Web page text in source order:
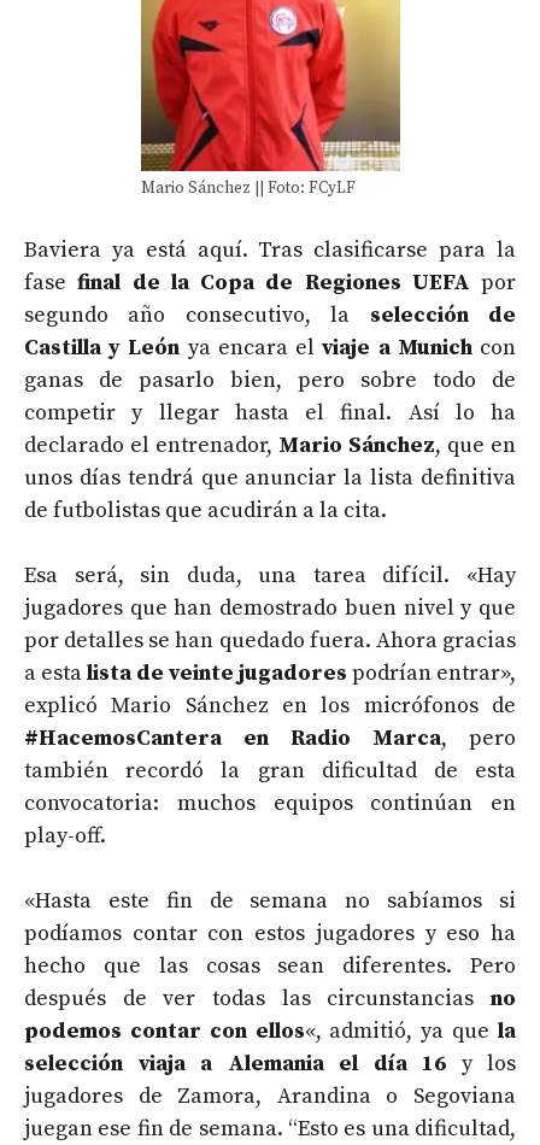
Mario Sánchez || Foto: FCyLF
Baviera ya está aquí. Tras clasificarse para la
fasefinal de la Copa de Regiones UEFA por
segundo año consecutivo, la selección de
Castilla y León ya encara elviaje a Munichcon
ganas de pasarlo bien, pero sobre todo de
competir y llegar hasta el final. Así lo ha
declarado el entrenador, Mario Sánchez, que en
unos días tendrá que anunciar la lista definitiva
de futbolistas que acudirán a la cita.
Esa será, sin duda, una tarea difícil. «Hay
jugadores que han demostrado buen nivel y que
por detalles se han quedado fuera. Ahora gracias
a estalista de veinte jugadores podrían entrar»,
explicó Mario Sánchez en los micrófonos de
#HacemosCantera en Radio Marca, pero
también recordó la gran dificultad de esta
convocatoria: muchos equipos continúan en
play-off.
«Hasta este fin de semana no sabíamos si
podíamos contar con estos jugadores y eso ha
hecho que las cosas sean diferentes. Pero
después de ver todas las circunstancias no
podemos contar con ellos«, admitió, ya quela
selección viaja a Alemania el día 16 y los
jugadores de Zamora, Arandina o Segoviana
juegan ese fin de semana. “Esto es una dificultad,